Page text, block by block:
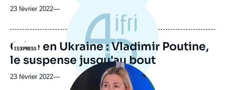
23 février 2022—
Logo
Crise en Ukraine : Vladimir Poutine,
le suspense jusqu'au bout
23 février 2022—
Image
principale
médiatique